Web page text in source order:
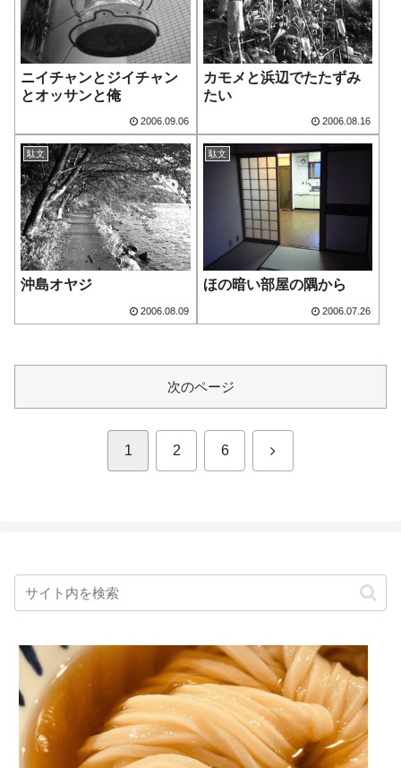
ニイチャンとジイチャン
とオッサンと俺
2006.09.06
カモメと浜辺でたたずみ
たい
2006.08.16
駄文
沖島オヤジ
2006.08.09
駄文
ほの暗い部屋の隅から
2006.07.26
次のページ
1 2 6 次